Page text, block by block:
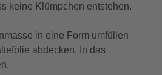
keine Klümpchen entstehen.
in eine Form umfüllen
abdecken. In das